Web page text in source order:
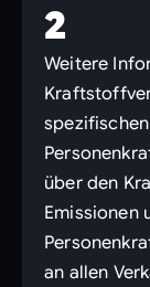
2
Weitere
über den
Emissionen
an allen